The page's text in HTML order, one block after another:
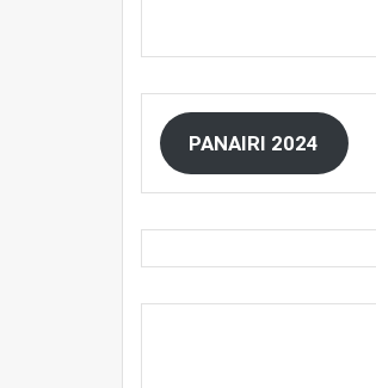
PANAIRI 2024